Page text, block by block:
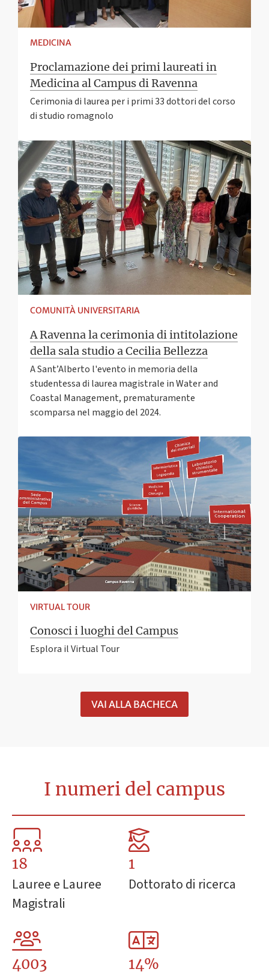
MEDICINA
Proclamazione dei primi laureati in
Medicina al Campus di Ravenna
Cerimonia di laurea per i primi 33 dottori del corso
di studio romagnolo
COMUNITÀ UNIVERSITARIA
A Ravenna la cerimonia di intitolazione
della sala studio a Cecilia Bellezza
A Sant’Alberto l'evento in memoria della
studentessa di laurea magistrale in Water and
Coastal Management, prematuramente
scomparsa nel maggio del 2024.
VIRTUAL TOUR
Conosci i luoghi del Campus
Esplora il Virtual Tour
VAI ALLA BACHECA
I numeri del campus
18
Lauree e Lauree
Magistrali
1
Dottorato di ricerca
4003 14%